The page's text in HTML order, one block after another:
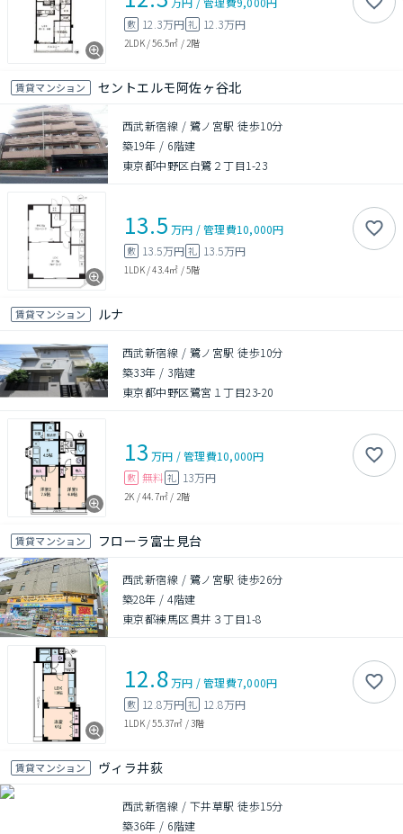
敷 12.3万円 礼 12.3万円
2LDK/56.5㎡ / 2階
賃貸マンション セントエルモ阿佐ヶ谷北
西武新宿線 / 鷺ノ宮駅 徒歩10分
築19年 / 6階建
東京都中野区白鷺２丁目1-23
13.5 万円 /管理費10,000円
敷 13.5万円 礼 13.5万円
1LDK/43.4㎡ /5階
賃貸マンション ルナ
西武新宿線 / 鷺ノ宮駅 徒歩10分
築33年 / 3階建
東京都中野区鷺宮１丁目23-20
13 万円 /管理費10,000円
敷 無料 礼 13万円
2K /44.7㎡ / 2階
賃貸マンション フローラ富士見台
西武新宿線 / 鷺ノ宮駅 徒歩26分
築28年 /4階建
東京都練馬区貫井３丁目1-8
12.8万円 /管理費7,000円
敷 12.8万円 礼 12.8万円
1LDK/55.37㎡ /3階
賃貸マンション ヴィラ井荻
西武新宿線 / 下井草駅 徒歩15分
築36年 / 6階建